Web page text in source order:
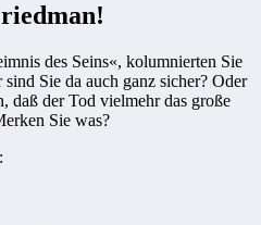
des Seins«, kolumnierten Sie
Sie da auch ganz sicher? Oder
daß der Tod vielmehr das große
Sie was?